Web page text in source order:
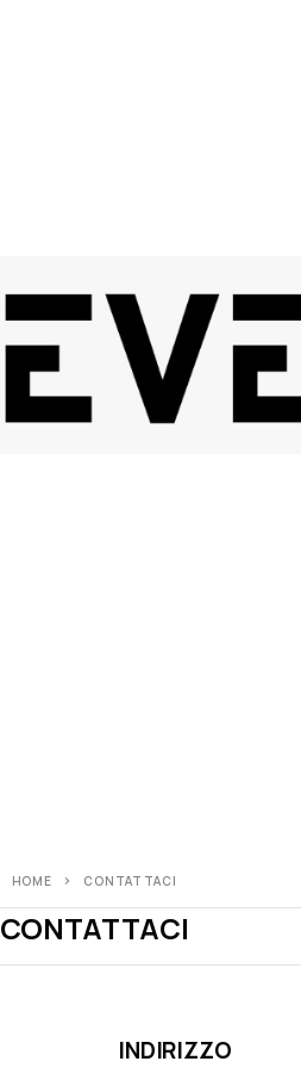
HOME CONTATTACI
CONTATTACI
INDIRIZZO